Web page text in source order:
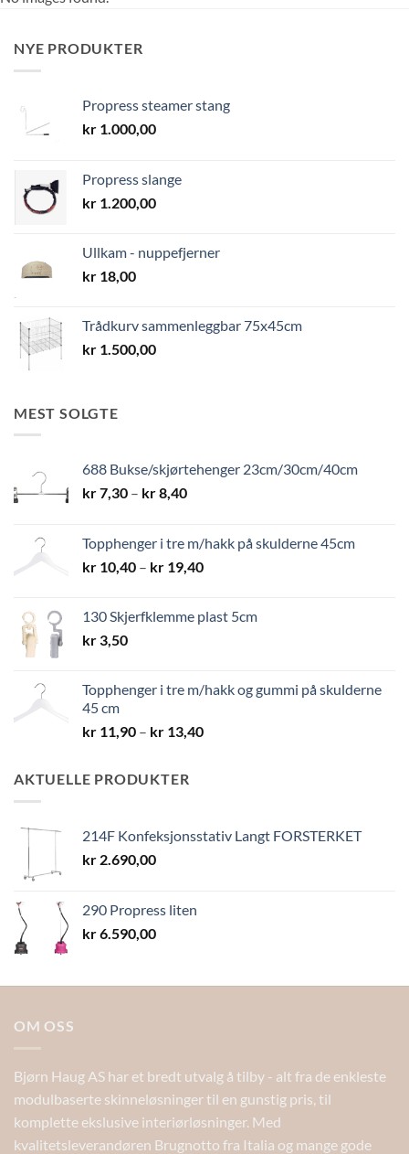
NYE PRODUKTER
Propress steamer stang
kr 1.000,00
Propress slange
kr 1.200,00
Ullkam - nuppefjerner
kr 18,00
Trådkurv sammenleggbar 75x45cm
kr 1.500,00
MEST SOLGTE
688 Bukse/skjørtehenger 23cm/30cm/40cm
kr7,30 – kr8,40Prisområde:
kr 8,40
Topphenger i tre m/hakk på skulderne 45cm
kr 10,40 – kr 19,40Prisområde:
kr 19,40
130 Skjerfklemme plast 5cm
kr 3,50
Topphenger i tre m/hakk og gummi på skulderne
45 cm
kr 11,90 – kr 13,40Prisområde:
AKTUELLE PRODUKTER
214F Konfeksjonsstativ Langt FORSTERKET
kr 2.690,00
290 Propress liten
kr6.590,00
OM OSS
Bjørn Haug AS har et bredt utvalg å tilby - alt fra de enkleste
modulbaserte skinneløsninger til en gunstig pris, til
komplette ekslusive interiørløsninger. Med
kvalitetsleverandøren Brugnotto fra Italia og mange gode